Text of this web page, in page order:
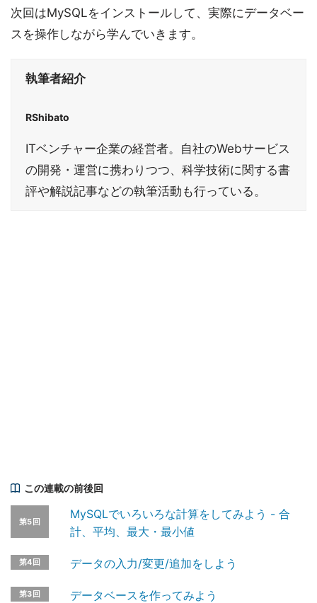
次回はMySQLをインストールして、実際にデータベー
スを操作しながら学んでいきます。
執筆者紹介
RShibato
ITベンチャー企業の経営者。自社のWebサービス
の開発・運営に携わりつつ、科学技術に関する書
評や解説記事などの執筆活動も行っている。
この連載の前後回
第5回
MySQLでいろいろな計算をしてみよう - 合
計、平均、最大・最小値
第4回 データの入力/変更/追加をしよう
第3回 データベースを作ってみよう